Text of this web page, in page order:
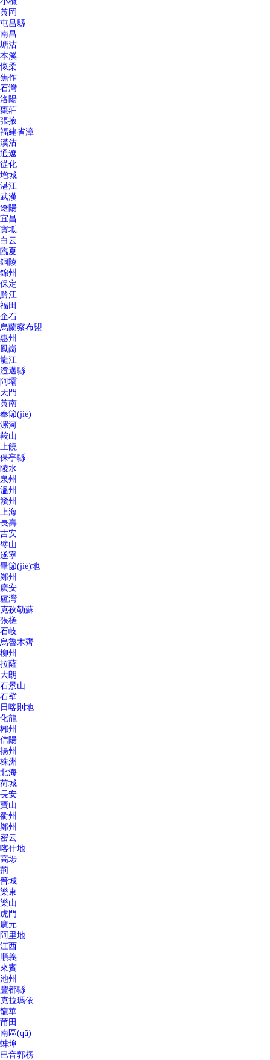
黃岡
屯昌縣
南昌
塘沽
本溪
懷柔
焦作
石灣
洛陽
棗莊
張掖
福建省漳
漢沽
通遼
從化
增城
湛江
武漢
遼陽
宜昌
寶坻
白云
臨夏
銅陵
錦州
保定
黔江
福田
企石
烏蘭察布盟
惠州
鳳崗
龍江
澄邁縣
阿壩
天門
黃南
奉節(jié)
漯河
鞍山
上饒
保亭縣
陵水
泉州
溫州
贛州
上海
長壽
吉安
璧山
遂寧
畢節(jié)地
鄭州
廣安
盧灣
克孜勒蘇
張槎
石岐
烏魯木齊
柳州
拉薩
大朗
石景山
石壁
日喀則地
化龍
郴州
信陽
揚州
株洲
北海
荷城
長安
寶山
衢州
鄭州
密云
喀什地
高埗
荊
晉城
樂東
樂山
虎門
廣元
阿里地
江西
順義
來賓
池州
豐都縣
克拉瑪依
龍華
莆田
南區(qū)
蚌埠
巴音郭楞